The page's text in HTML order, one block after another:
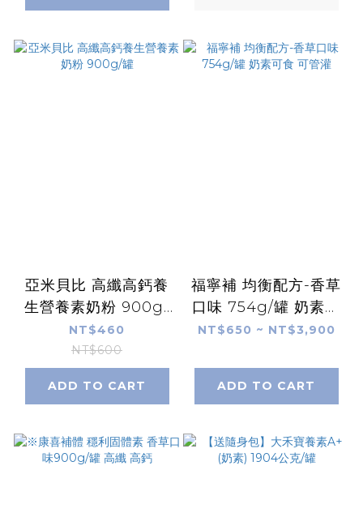
亞米貝比 高纖高鈣養
生營養素奶粉 900g/
罐
NT$460
NT$600
ADD TO CART
福寧補 均衡配方-香草
口味 754g/罐 奶素可
食 可管灌
NT$650 ~ NT$3,900
ADD TO CART